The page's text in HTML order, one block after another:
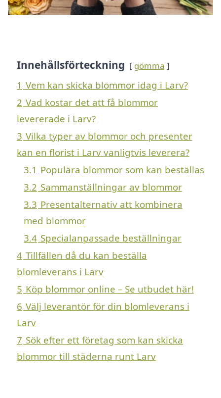
Innehållsförteckning gömma
1 Vem kan skicka blommor idag i Larv?
2 Vad kostar det att få blommor
levererade i Larv?
3 Vilka typer av blommor och presenter
kan en florist i Larv vanligtvis leverera?
3.1 Populära blommor som kan beställas
3.2 Sammanställningar av blommor
3.3 Presentalternativ att kombinera
med blommor
3.4 Specialanpassade beställningar
4 Tillfällen då du kan beställa
blomleverans i Larv
5 Köp blommor online – Se utbudet här!
6 Välj leverantör för din blomleverans i
Larv
7 Sök efter ett företag som kan skicka
blommor till städerna runt Larv